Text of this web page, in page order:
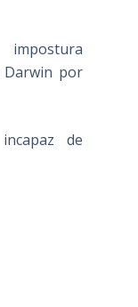
Darwin por
de